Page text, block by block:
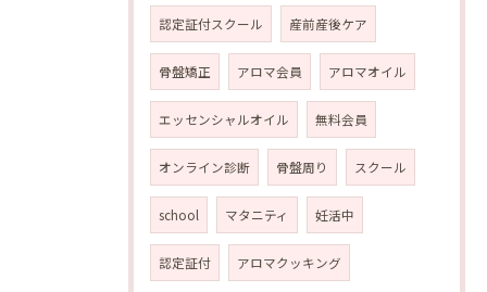
認定証付スクール 産前産後ケア
骨盤矯正 アロマ会員 アロマオイル
エッセンシャルオイル 無料会員
オンライン診断 骨盤周り スクール
school マタニティ 妊活中
認定証付 アロマクッキング